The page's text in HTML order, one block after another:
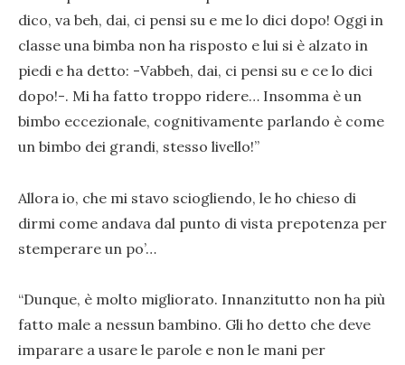
dico, va beh, dai, ci pensi su e me lo dici dopo! Oggi in
classe una bimba non ha risposto e lui si è alzato in
piedi e ha detto: -Vabbeh, dai, ci pensi su e ce lo dici
dopo!-. Mi ha fatto troppo ridere… Insomma è un
bimbo eccezionale, cognitivamente parlando è come
un bimbo dei grandi, stesso livello!”
Allora io, che mi stavo sciogliendo, le ho chieso di
dirmi come andava dal punto di vista prepotenza per
stemperare un po’…
“Dunque, è molto migliorato. Innanzitutto non ha più
fatto male a nessun bambino. Gli ho detto che deve
imparare a usare le parole e non le mani per